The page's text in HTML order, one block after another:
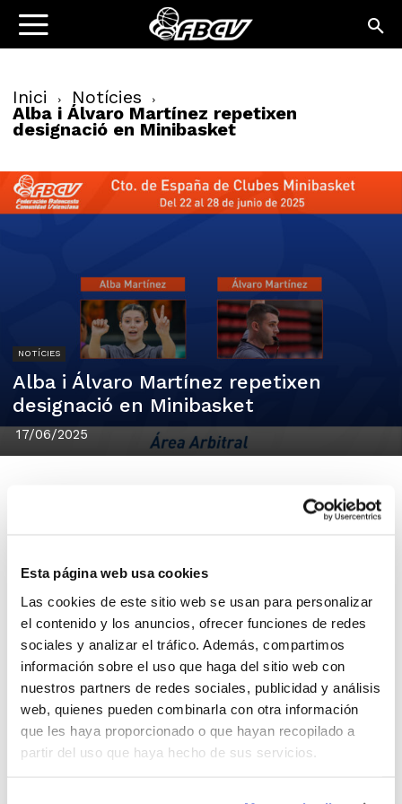
Esta página web usa cookies
Las cookies de este sitio web se usan para personalizar
el contenido y los anuncios, ofrecer funciones de redes
sociales y analizar el tráfico. Además, compartimos
información sobre el uso que haga del sitio web con
nuestros partners de redes sociales, publicidad y análisis
web, quienes pueden combinarla con otra información
que les haya proporcionado o que hayan recopilado a
partir del uso que haya hecho de sus servicios.
Inici Notícies
Alba i Álvaro Martínez repetixen
designació en Minibasket
NOTÍCIES
Alba i Álvaro Martínez repetixen
designació en Minibasket
17/06/2025
Martínezvan ser designats en el seu
moment per la Federació Espanyola de
Bàsquet per a dirigir els encontres del
recent Campionat d'Espanya Minibasket de
Seleccions Autonòmiques, i ara tindran
l'oportunitat de viure també el Campionat
d'Espanya Aleví de Clubs.